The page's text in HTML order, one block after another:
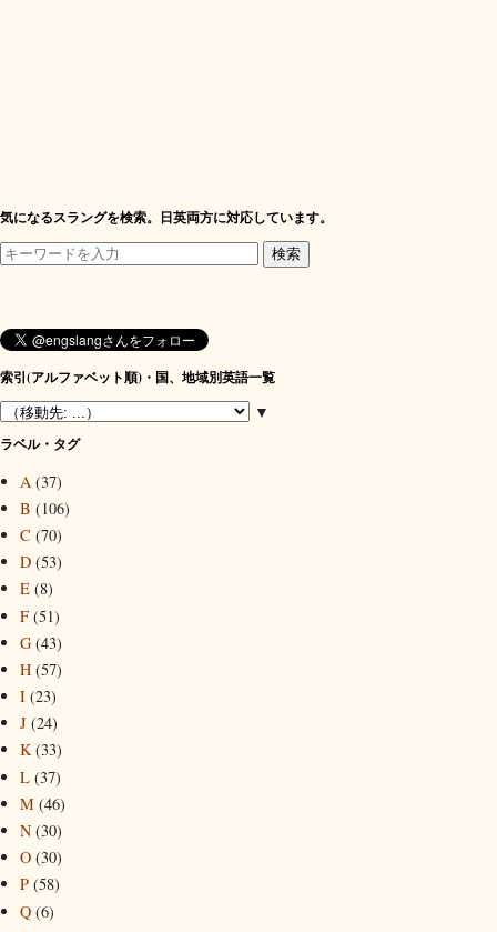
気になるスラングを検索。日英両方に対応しています。
索引(アルファベット順)・国、地域別英語一覧
▼
ラベル・タグ
A (37)
B (106)
C (70)
D (53)
E (8)
F (51)
G (43)
H (57)
I (23)
J (24)
K (33)
L (37)
M (46)
N (30)
O (30)
P (58)
Q (6)